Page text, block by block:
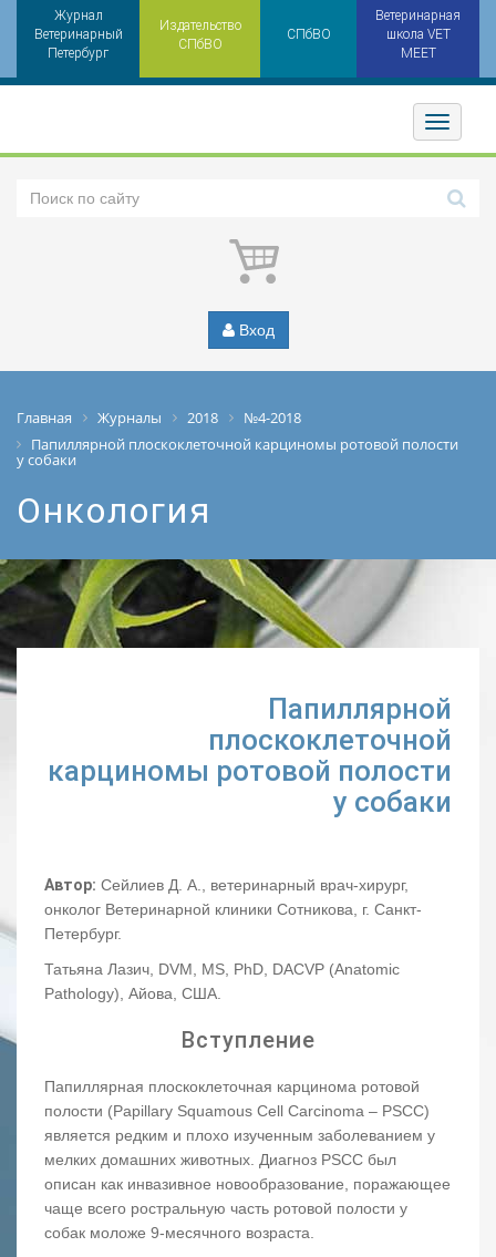
Журнал
Ветеринарный
Петербург
Издательство
СПбВО
СПбВО
Ветеринарная
школа VET
MEET
Toggler
Вход
Главная Журналы 2018
№4-2018
Папиллярной плоскоклеточной карциномы ротовой полости
у собаки
Онкология
Папиллярной
плоскоклеточной
карциномы ротовой полости
у собаки
Автор: Сейлиев Д. А., ветеринарный врач-хирург,
онколог Ветеринарной клиники Сотникова, г. Санкт-
Петербург.
Татьяна Лазич, DVM, MS, PhD, DACVP (Anatomic
Pathology), Айова, США.
Вступление
Папиллярная плоскоклеточная карцинома ротовой
полости (Papillary Squamous Cell Carcinoma – PSCC)
является редким и плохо изученным заболеванием у
мелких домашних животных. Диагноз PSCC был
описан как инвазивное новообразование, поражающее
чаще всего ростральную часть ротовой полости у
собак моложе 9-месячного возраста.